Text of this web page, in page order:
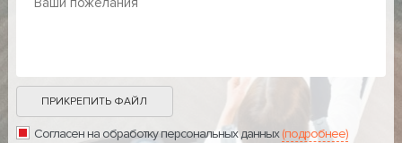
ПРИКРЕПИТЬ ФАЙЛ
Согласен на обработку персональных данных(подробнее)